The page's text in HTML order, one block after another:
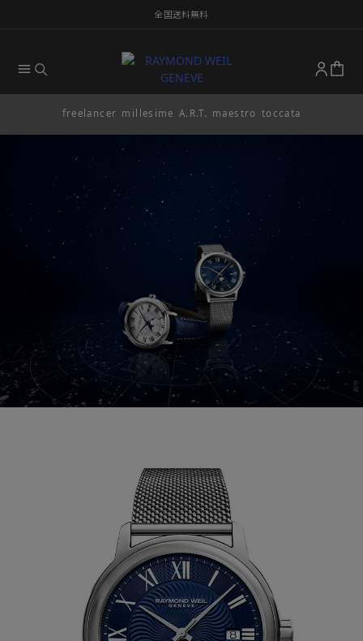
全国送料無料
freelancer millesime A.R.T. maestro toccata